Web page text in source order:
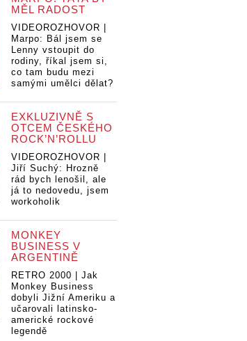
TOP 10 důvodů,
proč letos vyrazit
na ETEF do
MĚL RADOST
VIDEOROZHOVOR |
Marpo: Bál jsem se
Lenny vstoupit do
rodiny, říkal jsem si,
co tam budu mezi
samými umělci dělat?
EXKLUZIVNĚ S
OTCEM ČESKÉHO
ROCK’N’ROLLU
VIDEOROZHOVOR |
Jiří Suchý: Hrozně
rád bych lenošil, ale
já to nedovedu, jsem
workoholik
MONKEY
BUSINESS V
ARGENTINĚ
RETRO 2000 | Jak
Monkey Business
dobyli Jižní Ameriku a
učarovali latinsko-
americké rockové
legendě